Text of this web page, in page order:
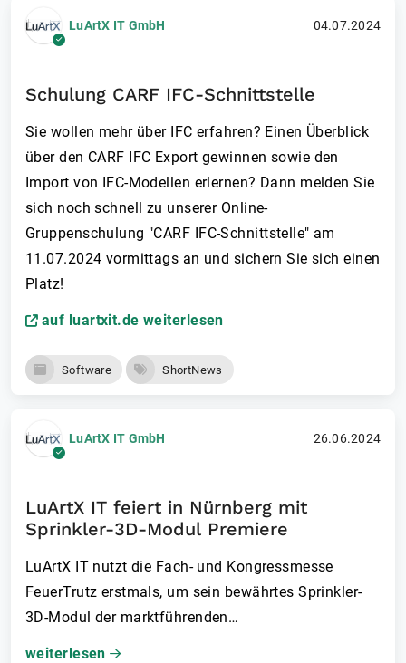
LuArtX IT GmbH 04.07.2024
Schulung CARF IFC-Schnittstelle
Sie wollen mehr über IFC erfahren? Einen Überblick
über den CARF IFC Export gewinnen sowie den
Import von IFC-Modellen erlernen? Dann melden Sie
sich noch schnell zu unserer Online-
Gruppenschulung "CARF IFC-Schnittstelle" am
11.07.2024 vormittags an und sichern Sie sich einen
Platz!
auf luartxit.de weiterlesen
Software ShortNews
LuArtX IT GmbH 26.06.2024
LuArtX IT feiert in Nürnberg mit
Sprinkler-3D-Modul Premiere
LuArtX IT nutzt die Fach- und Kongressmesse
FeuerTrutz erstmals, um sein bewährtes Sprinkler-
3D-Modul der marktführenden…
weiterlesen